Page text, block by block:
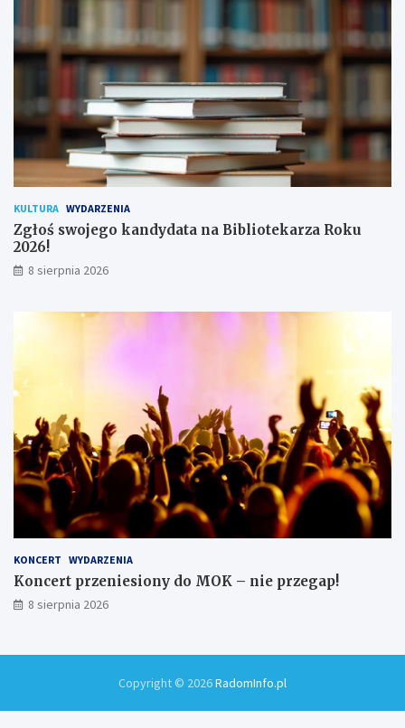
!h
u
ż
o
n
i
ó
w
KULTURA WYDARZENIA
Zgłoś swojego kandydata na Bibliotekarza Roku
2026!
8 sierpnia 2026
KONCERT WYDARZENIA
Koncert przeniesiony do MOK – nie przegap!
8 sierpnia 2026
Copyright © 2026RadomInfo.pl